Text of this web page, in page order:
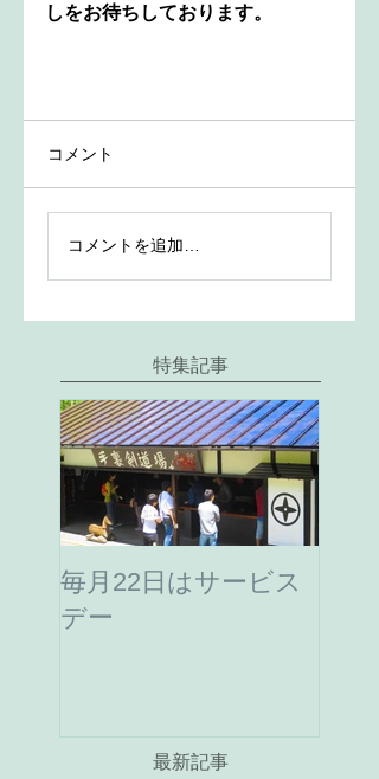
しをお待ちしております。
コメント
コメントを追加…
特集記事
毎月22日はサービス
デー
最新記事